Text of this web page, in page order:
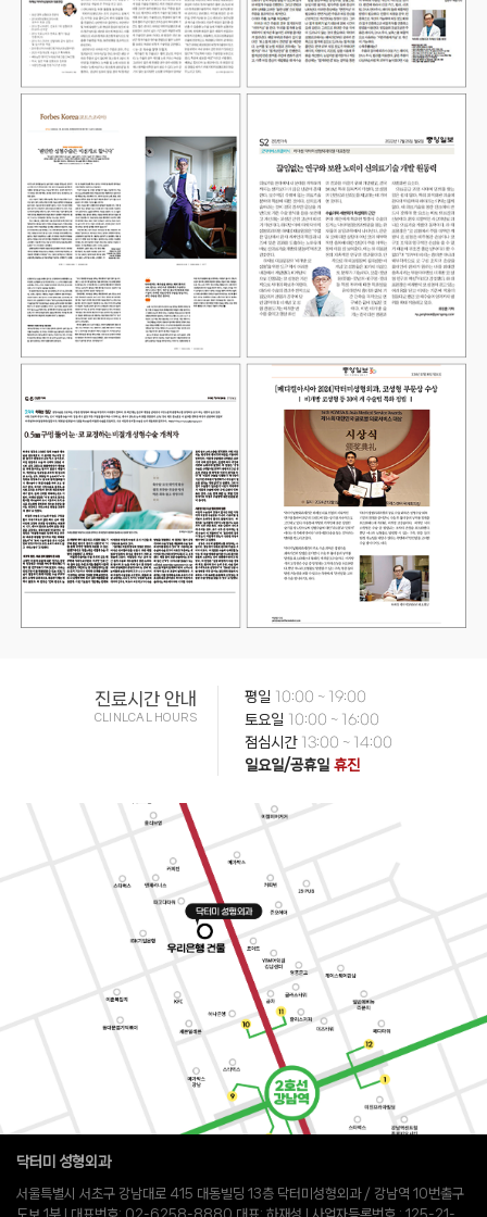
진료시간 안내
CLINLCAL HOURS
평일 10:00 ~ 19:00
토요일 10:00 ~ 16:00
점심시간 13:00 ~ 14:00
일요일/공휴일 휴진
닥터미 성형외과
서울특별시 서초구 강남대로 415 대동빌딩 13층 닥터미성형외과 / 강남역 10번출구
도보 1분 l 대표번호: 02-6258-8880 대표: 하재성 l 사업자등록번호 : 125-21-